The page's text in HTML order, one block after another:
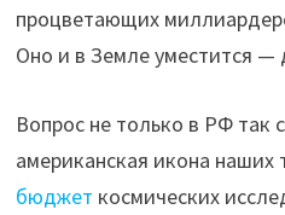
процветающих
Оно и в Земле уместится —
Вопрос не только в РФ так
американская икона наших
бюджет космических